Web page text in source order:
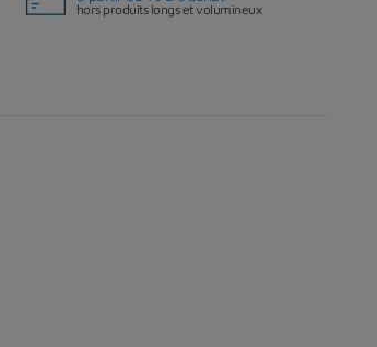
hors produits longs et volumineux